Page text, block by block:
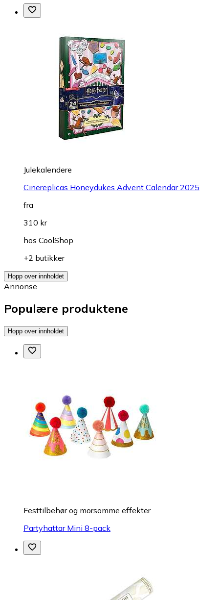
Julekalendere
Cinereplicas Honeydukes Advent Calendar 2025
fra
310 kr
hos CoolShop
+2 butikker
Hopp over innholdet
Annonse
Populære produktene
Hopp over innholdet
Festtilbehør og morsomme effekter
Partyhattar Mini 8-pack